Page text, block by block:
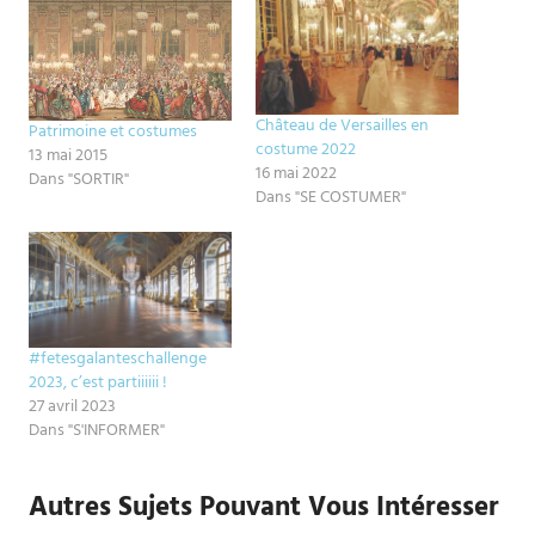
Patrimoine et costumes
13 mai 2015
Dans "SORTIR"
Château de Versailles en
costume 2022
16 mai 2022
Dans "SE COSTUMER"
#fetesgalanteschallenge
2023, c’est partiiiiii !
27 avril 2023
Dans "S'INFORMER"
Autres Sujets Pouvant Vous Intéresser